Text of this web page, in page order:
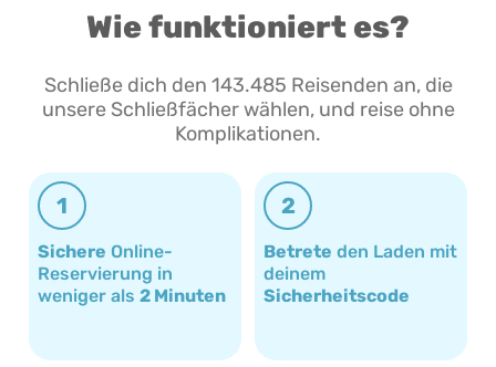
Wie funktioniert es?
Schließe dich den 143.485 Reisenden an, die
unsere Schließfächer wählen, und reise ohne
Komplikationen.
1
Sichere Online-
Reservierung in
weniger als 2 Minuten
2
Betrete den Laden mit
deinem
Sicherheitscode